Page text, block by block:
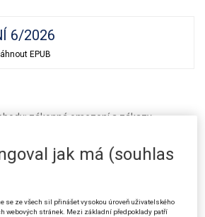
6/2026
EPUB
zákonná omezení a zákazy
č.:4746/2026· Sp. zn.: 10 As 11/2026 - 27
Sb.NSS· Autor:
Nejvyšší správní soud -
jak má (souhlas
se ze všech sil přinášet vysokou úroveň uživatelského
webových stránek. Mezi základní předpoklady patří